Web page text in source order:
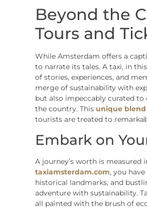
Beyond the
Tours and
While Amsterdam offers a
to narrate its tales. A taxi, in
of stories, experiences, and
merge of sustainability with
but also impeccably curated
the country. This unique
tourists are treated to
Embark on
A journey’s worth is
taxiamsterdam.com, you
historical landmarks, and
adventure with sustainability.
all painted with the brush of